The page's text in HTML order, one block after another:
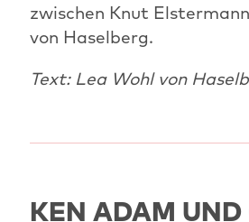
zwischen Knut
von Haselberg.
Text: Lea Wohl von
KEN ADAM